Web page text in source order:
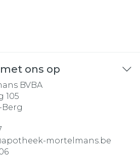
ons op
BVBA
105
apotheek-mortelmans.be